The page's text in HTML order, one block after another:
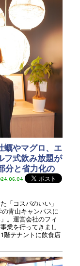
蠣やマグロ、エ
フ式飲み放題が
分と省力化の
「コスパのいい」
青山キャンパスに
。運営会社のフィ
業を行ってきまし
階テナントに飲食店